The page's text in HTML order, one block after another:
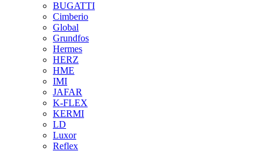
BUGATTI
Cimberio
Global
Grundfos
Hermes
HERZ
HME
IMI
JAFAR
K-FLEX
KERMI
LD
Luxor
Reflex